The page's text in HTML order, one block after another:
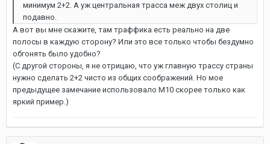
минимум 2+2. А уж центральная трасса меж двух столиц и
подавно.
А вот вы мне скажите, там траффика есть реально на две
полосы в каждую сторону? Или это все только чтобы бездумно
обгонять было удобно?
(С другой стороны, я не отрицаю, что уж главную трассу страны
нужно сделать 2+2 чисто из общих соображений. Но мое
предыдущее замечание использовало М10 скорее только как
яркий пример.)